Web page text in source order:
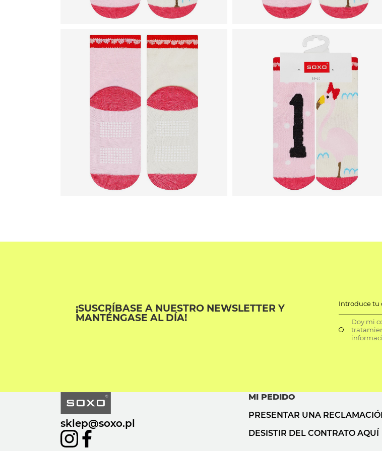
¡SUSCRÍBASE A NUESTRO NEWSLETTER Y
MANTÉNGASE AL DÍA!
Introduce tu
Doy mi
sklep@soxo.pl
MI PEDIDO
PRESENTAR UNA
DESISTIR DEL CONTRATO AQUÍ